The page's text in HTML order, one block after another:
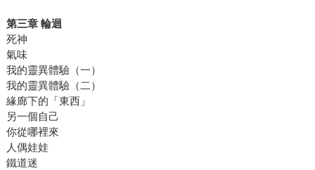
第三章 輪迴
死神
氣味
我的靈異體驗（一）
我的靈異體驗（二）
緣廊下的「東西」
另一個自己
你從哪裡來
人偶娃娃
鐵道迷